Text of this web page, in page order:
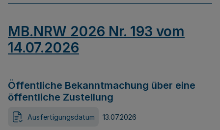
MB.NRW 2026 Nr. 193 vom
14.07.2026
Öffentliche Bekanntmachung über eine
öffentliche Zustellung
Ausfertigungsdatum 13.07.2026